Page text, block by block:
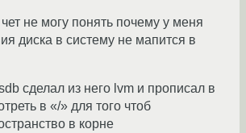
чет не могу понять почему у меня
диска в систему не мапится в
сделал из него lvm и прописал в
в «/» для того чтоб
в корне